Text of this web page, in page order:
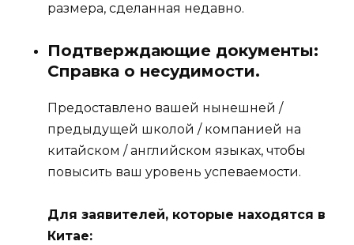
размера, сделанная недавно.
Подтверждающие документы:
Справка о несудимости.
Предоставлено вашей нынешней /
предыдущей школой / компанией на
китайском / английском языках, чтобы
повысить ваш уровень успеваемости.
Для заявителей, которые находятся в
Китае: